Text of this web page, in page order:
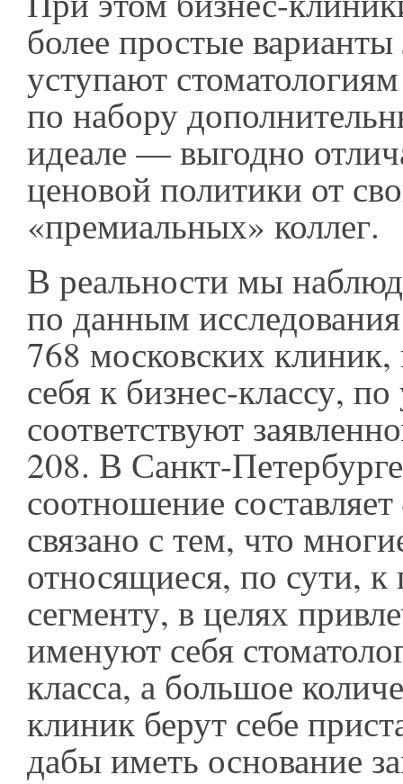
более простые
уступают
по набору
идеале — выгодно
ценовой политики от
«премиальных» коллег.
В реальности мы
по данным
768 московских
себя к бизнес-классу,
соответствуют
208. В Санкт-
соотношение
связано с тем, что
относящиеся, по сути,
сегменту, в целях
именуют себя
класса, а большое
клиник берут себе
дабы иметь основание